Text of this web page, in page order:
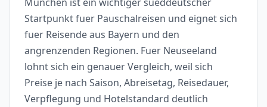
Startpunkt fuer Pauschalreisen und eignet sich
fuer Reisende aus Bayern und den
angrenzenden Regionen. Fuer Neuseeland
lohnt sich ein genauer Vergleich, weil sich
Preise je nach Saison, Abreisetag, Reisedauer,
Verpflegung und Hotelstandard deutlich